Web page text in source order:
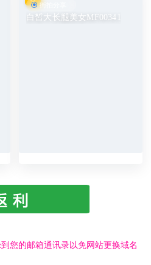
街拍分享
白皙大长腿美女MF00341
您的邮箱通讯录以免网站更换域名